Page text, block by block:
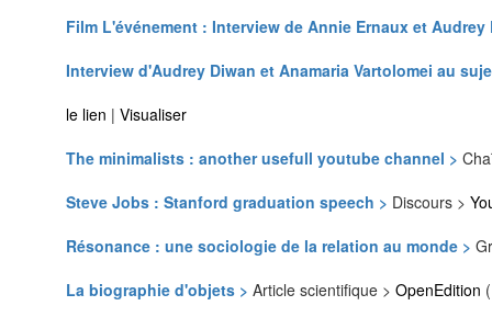
Film L'événement : Interview de Annie Ernaux et
Interview d'Audrey Diwan et Anamaria Vartolomei au
le lien | Visualiser
The minimalists : another usefull youtube channel >
Steve Jobs : Stanford graduation speech > Discours >
Résonance : une sociologie de la relation au monde >
La biographie d'objets > Article scientifique > OpenEdition